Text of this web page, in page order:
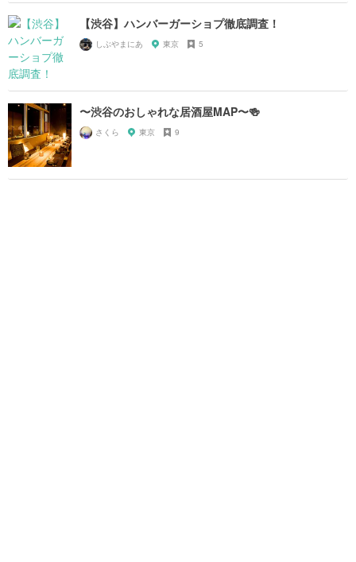
【渋谷】ハンバーガーショプ徹底調査！
しぶやまにあ 東京 5
〜渋谷のおしゃれな居酒屋MAP〜🍻
さくら 東京 9